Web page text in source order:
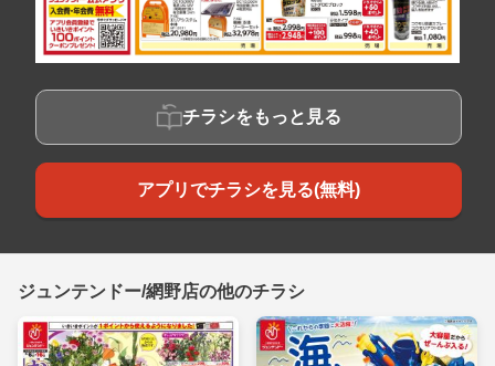
チラシをもっと見る
アプリでチラシを見る(無料)
ジュンテンドー/網野店の他のチラシ